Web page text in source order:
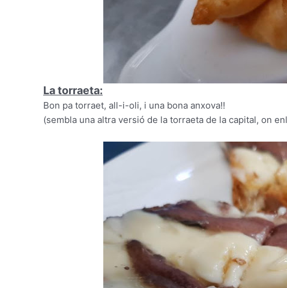
La torraeta:
Bon pa torraet, all-i-oli, i una bona anxova!!
(sembla una altra versió de la torraeta de la capital, on